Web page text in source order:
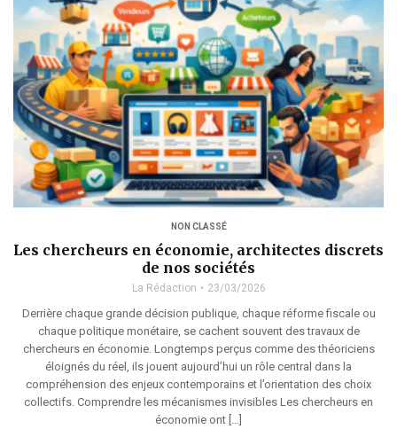
NON CLASSÉ
Les chercheurs en économie, architectes discrets
de nos sociétés
La Rédaction 23/03/2026
Derrière chaque grande décision publique, chaque réforme fiscale ou
chaque politique monétaire, se cachent souvent des travaux de
chercheurs en économie. Longtemps perçus comme des théoriciens
éloignés du réel, ils jouent aujourd’hui un rôle central dans la
compréhension des enjeux contemporains et l’orientation des choix
collectifs. Comprendre les mécanismes invisibles Les chercheurs en
économie ont […]